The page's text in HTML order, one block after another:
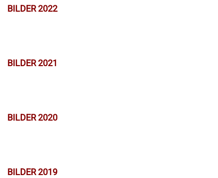
BILDER 2022
BILDER 2021
BILDER 2020
BILDER 2019